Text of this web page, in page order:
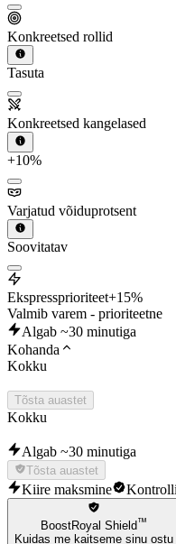
Konkreetsed rollid
Tasuta
Konkreetsed kangelased
+10%
Varjatud võiduprotsent
Soovitatav
Ekspressprioriteet+15%
Valmib varem - prioriteetne
Algab ~30 minutiga
Kohanda
Kokku
Tõsta auastet
Kokku
Algab ~30 minutiga
Tõsta auastet
Kiire maksmine
BoostRoyal Shield™
Kuidas me kaitseme sinu ostu